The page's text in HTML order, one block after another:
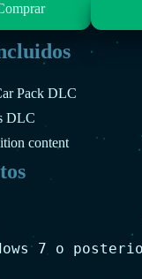
Pack DLC
DLC
content
7 o